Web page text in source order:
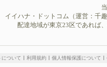
イイハナ・ドットコム（運営：千
配達地域が東京23区であれば
について 利用規約 個人情報保護について